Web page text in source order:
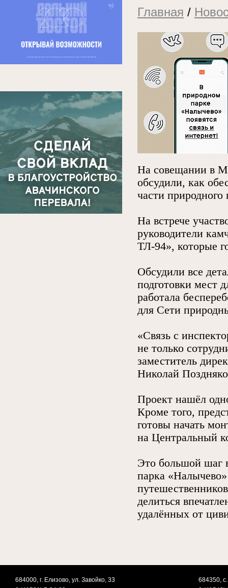
Главная /
На совещании в
обсудили, как
части
На встрече
руководители
ТЛ-94», которые
Обсудили все
подготовки мест
работала
для Сети
«Связь с
не только
заместитель
Николай
Проект нашёл
Кроме того,
готовы начать
на Центральный
Это большой шаг
парка
делиться
удалённых от
684000, г. Елизово, ул. Завойко, 33
684350,